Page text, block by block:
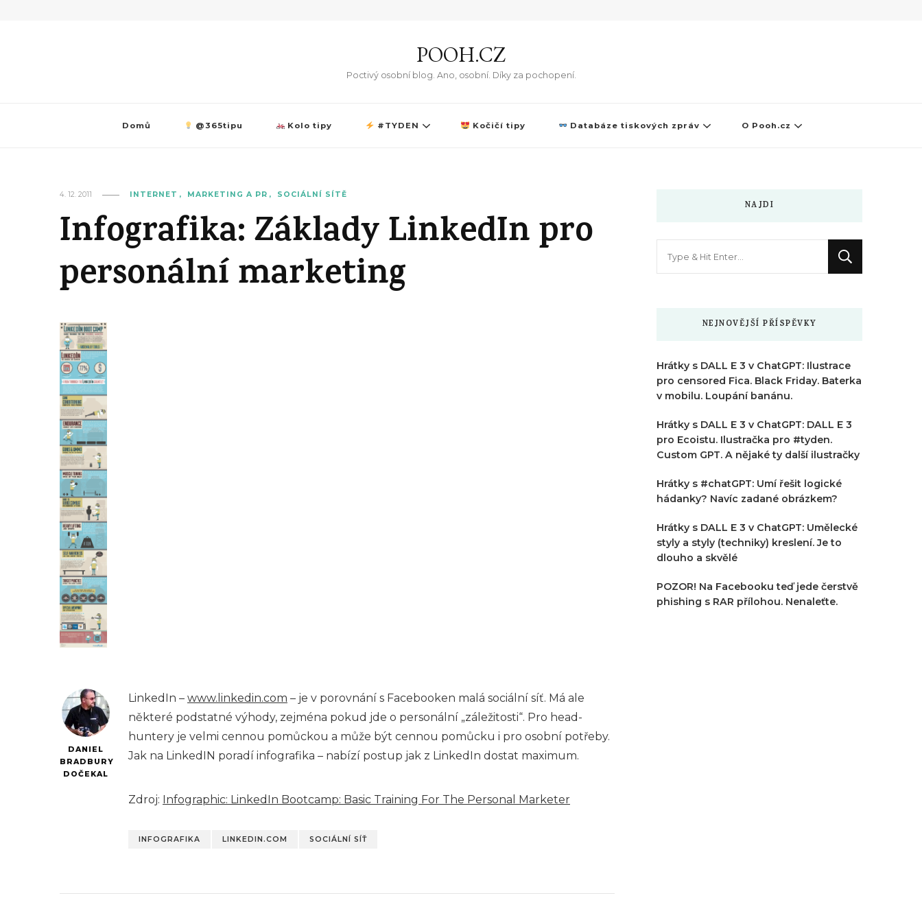
POOH.CZ
Poctivý osobní blog. Ano, osobní. Díky za pochopení.
Domů @365tipu Kolo tipy #TYDEN Kočičí tipy Databáze tiskových zpráv O Pooh.cz
4. 12. 2011 INTERNET MARKETING A PR SOCIÁLNÍ SÍTĚ
Infografika: Základy LinkedIn pro
personální marketing
DANIEL
BRADBURY
DOČEKAL
LinkedIn – www.linkedin.com – je v porovnání s Facebooken malá sociální síť. Má ale
některé podstatné výhody, zejména pokud jde o personální „záležitosti“. Pro head-
huntery je velmi cennou pomůckou a může být cennou pomůcku i pro osobní potřeby.
Jak na LinkedIN poradí infografika – nabízí postup jak z LinkedIn dostat maximum.
Zdroj: Infographic: LinkedIn Bootcamp: Basic Training For The Personal Marketer
INFOGRAFIKA LINKEDIN.COM SOCIÁLNÍ SÍŤ
NAJDI
NEJNOVĚJŠÍ PŘÍSPĚVKY
Hrátky s DALL E 3 v ChatGPT: Ilustrace
pro censored Fica. Black Friday. Baterka
v mobilu. Loupání banánu.
Hrátky s DALL E 3 v ChatGPT: DALL E 3
pro Ecoistu. Ilustračka pro #tyden.
Custom GPT. A nějaké ty další ilustračky
Hrátky s #chatGPT: Umí řešit logické
hádanky? Navíc zadané obrázkem?
Hrátky s DALL E 3 v ChatGPT: Umělecké
styly a styly (techniky) kreslení. Je to
dlouho a skvělé
POZOR! Na Facebooku teď jede čerstvě
phishing s RAR přílohou. Nenaleťte.